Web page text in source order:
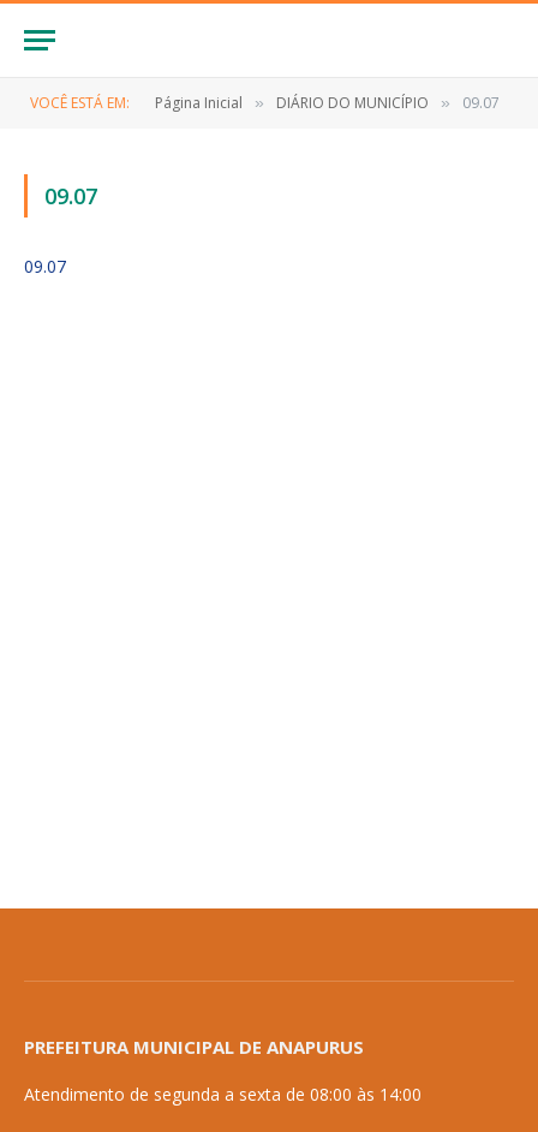
VOCÊ ESTÁ EM: Página Inicial » DIÁRIO DO MUNICÍPIO » 09.07
09.07
09.07
PREFEITURA MUNICIPAL DE ANAPURUS
Atendimento de segunda a sexta de 08:00 às 14:00